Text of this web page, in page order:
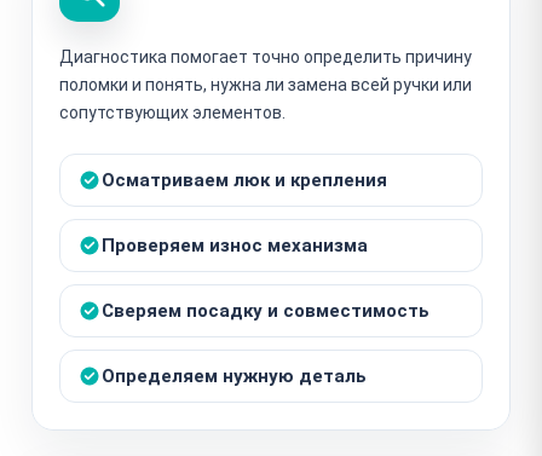
Диагностика помогает точно определить причину
поломки и понять, нужна ли замена всей ручки или
сопутствующих элементов.
Осматриваем люк и крепления
Проверяем износ механизма
Сверяем посадку и совместимость
Определяем нужную деталь